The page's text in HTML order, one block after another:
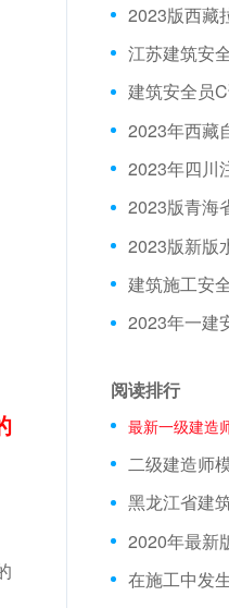
建筑安全员
建筑施工安
阅读排行
最新一级建造
二级建造师